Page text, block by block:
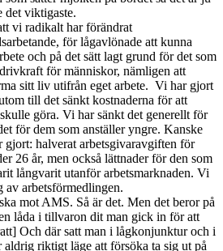
det viktigaste.
vi radikalt har förändrat
för lågavlönade att kunna
och på det sätt lagt grund för det som
för människor, nämligen att
sitt liv utifrån eget arbete. Vi har gjort
till det sänkt kostnaderna för att
göra. Vi har sänkt det generellt för
för dem som anställer yngre. Kanske
gjort: halverat arbetsgivaravgiften för
26 år, men också lättnader för den som
långvarit utanför arbetsmarknaden. Vi
av arbetsförmedlingen.
mot AMS. Så är det. Men det beror på
låda i tillvaron dit man gick in för att
Och där satt man i lågkonjunktur och i
riktigt läge att försöka ta sig ut på